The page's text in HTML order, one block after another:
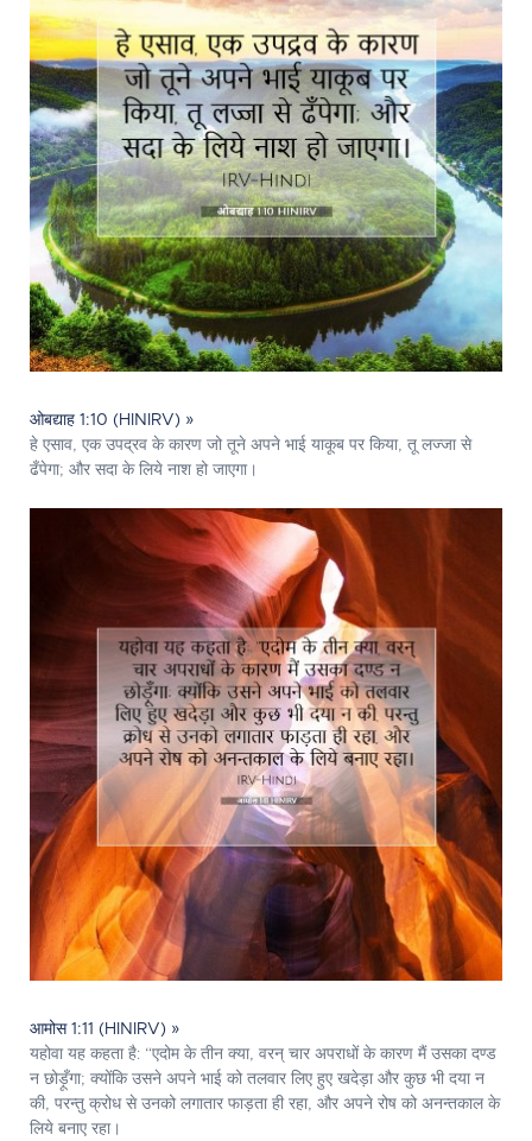
ओबद्याह 1:10 (HINIRV) »
हे एसाव, एक उपद्रव के कारण जो तूने अपने भाई याकूब पर किया, तू लज्जा से
ढँपेगा; और सदा के लिये नाश हो जाएगा।
आमोस 1:11 (HINIRV) »
यहोवा यह कहता है: “एदोम के तीन क्या, वरन् चार अपराधों के कारण मैं उसका दण्ड
न छोड़ूँगा; क्योंकि उसने अपने भाई को तलवार लिए हुए खदेड़ा और कुछ भी दया न
की, परन्तु क्रोध से उनको लगातार फाड़ता ही रहा, और अपने रोष को अनन्तकाल के
लिये बनाए रहा।